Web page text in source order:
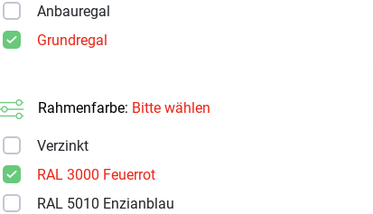
Anbauregal
Grundregal
Rahmenfarbe: Bitte wählen
Verzinkt
RAL 3000 Feuerrot
RAL 5010 Enzianblau